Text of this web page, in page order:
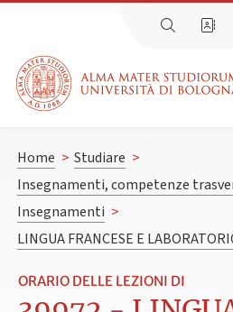
Home > Studiare >
Insegnamenti, competenze
Insegnamenti >
LINGUA FRANCESE E
ORARIO DELLE LEZIONI DI